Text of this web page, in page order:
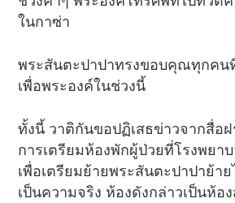
ในกาซ่า
พระสันตะปาปาทรงขอบคุณทุกคน
เพื่อพระองค์ในช่วงนี้
ทั้งนี้ วาติกันขอปฏิเสธข่าวจากสื่อฝ
การเตรียมห้องพักผู้ป่วยที่โรงพยา
เพื่อเตรียมย้ายพระสันตะปาปาย้า
เป็นความจริง ห้องดังกล่าวเป็นห้อ